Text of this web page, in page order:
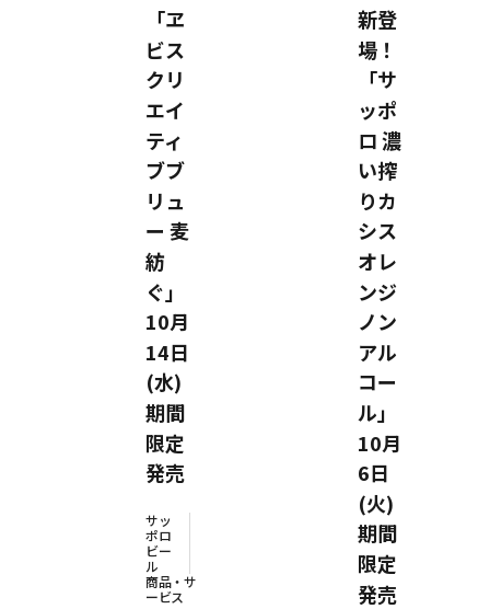
「ヱ
ビス
クリ
エイ
ティ
ブブ
リュ
ー 麦
紡
ぐ」
10月
14日
(水)
期間
限定
発売
サッ
ポロ
ビー
ル
商品・サ
ービス
新登
場！
「サ
ッポ
ロ 濃
い搾
りカ
シス
オレ
ンジ
ノン
アル
コー
ル」
10月
6日
(火)
期間
限定
発売